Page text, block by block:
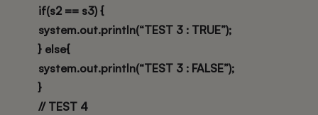
if(s2 == s3) {
system.out.println(“TEST 3 : TRUE”);
} else{
system.out.println(“TEST 3 : FALSE”);
}
// TEST 4